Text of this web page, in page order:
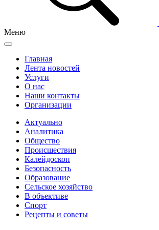
Меню
Главная
Лента новостей
Услуги
О нас
Наши контакты
Организации
Актуально
Аналитика
Общество
Происшествия
Калейдоскоп
Безопасность
Образование
Сельское хозяйство
В объективе
Спорт
Рецепты и советы